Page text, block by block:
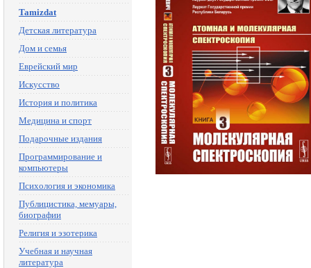
Tamizdat
Детская литература
Дом и семья
Еврейский мир
Искусство
История и политика
Медицина и спорт
Подарочные издания
Программирование и
компьютеры
Психология и экономика
Публицистика, мемуары,
биографии
Религия и эзотерика
Учебная и научная
литература